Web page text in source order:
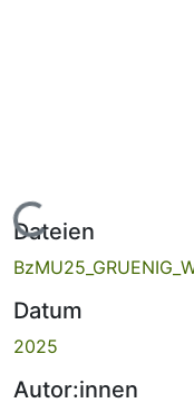
Lade...
Dateien
Datum
2025
Autor:innen